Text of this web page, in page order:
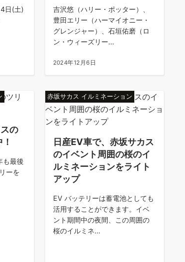
日(土)
吉沢悠（ハリー・ポッター）、
豊田エリー（ハーマイオニー・
グレンジャー）、石垣佑磨（ロ
ン・ウィーズリー...
2024年12月6日
の
も最後
ーを
赤坂サカス イルミネーション
日産EV車で、赤坂サカス
のイベント周囲の桜のイ
ルミネーションをライト
アップ
EV バッテリーは蓄電池としても
活用することができます。イベ
ント期間中の夜間、この周囲の
桜のイルミネ...